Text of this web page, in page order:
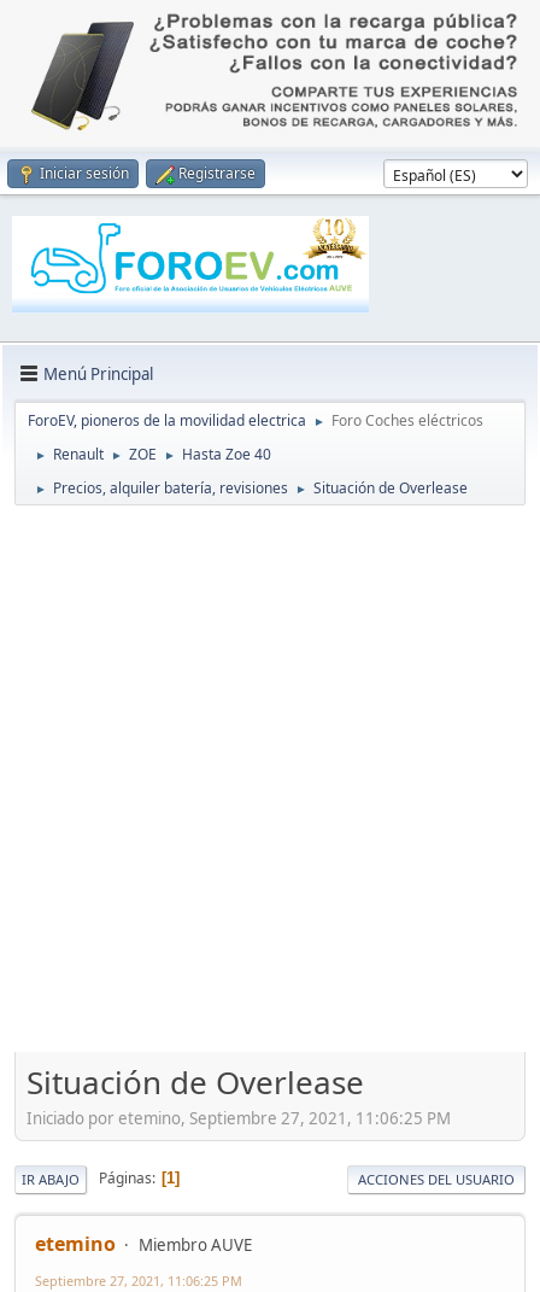
Iniciar sesión Registrarse
Menú Principal
ForoEV, pioneros de la movilidad electrica ► Foro Coches eléctricos
► Renault ► ZOE ► Hasta Zoe 40
► Precios, alquiler batería, revisiones ► Situación de Overlease
Situación de Overlease
Iniciado por etemino, Septiembre 27, 2021, 11:06:25 PM
IR ABAJO Páginas 1 ACCIONES DEL USUARIO
etemino Miembro AUVE
Septiembre 27, 2021, 11:06:25 PM